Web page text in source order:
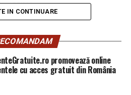
PRIMA
de mii de utilizatori
președintelui | BrailaMEA
reeducare pentru „remarci
IN CONTINUARE
promovează online
cu acces gratuit din România